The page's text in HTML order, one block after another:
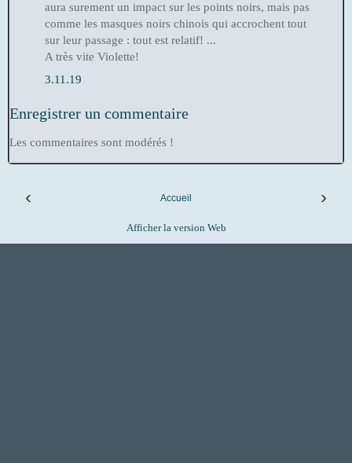
aura surement un impact sur les points noirs, mais pas
comme les masques noirs chinois qui accrochent tout
sur leur passage : tout est relatif! ...
A très vite Violette!
3.11.19
Enregistrer un commentaire
Les commentaires sont modérés !
‹ ›
Accueil
Afficher la version Web